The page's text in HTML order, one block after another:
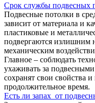
Срок службы подвесных
Подвесные потолки в
зависит от материала и
пластиковые и
подвергаются излишним
механическим
Главное – соблюдать
ухаживать за
сохранят свои свойства
продолжительное время.
Есть ли запах от